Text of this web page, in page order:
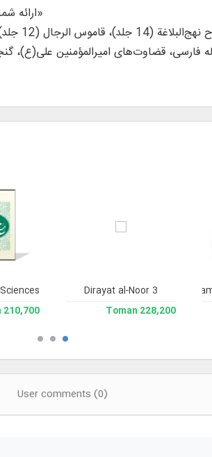
* ارائه شماری از: تصاویر، صوت‌ها و فیلم‌های مرتبط با ایشان در بخش «نگارخانه»
جلد)، هفده رساله فارسی، قضاوت‌های
Encyclopedia of
Dirayat al-Noor 3
228,200 Toman
210,700 Toman
User comments (0)